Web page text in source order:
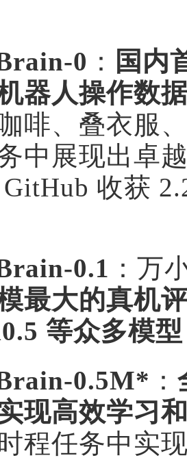
0 ： 国内
器人操作数
啡、叠衣服
中展现出卓
收获
0.1 ：万
最大的真机
等众多模
0.5M* ：
现高效学习
程任务中实